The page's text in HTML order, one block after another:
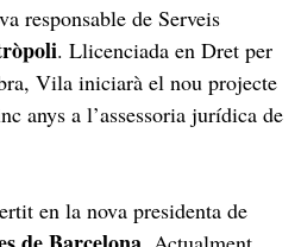
responsable de Serveis
. Llicenciada en Dret per
Vila iniciarà el nou projecte
anys a l’assessoria jurídica de
en la nova presidenta de